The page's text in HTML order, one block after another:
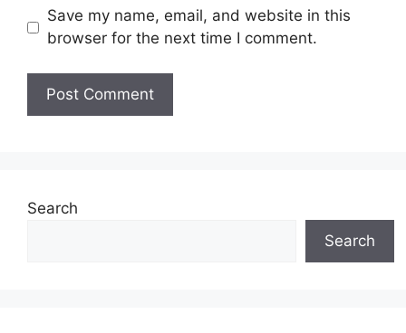
Save my name, email, and website in this
browser for the next time I comment.
Search
Search